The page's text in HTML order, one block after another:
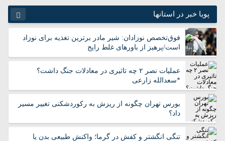
پویا خبر در استانها
آذربایجان شرقی آذربایجان غربی
اردبیل اصفهان
البرز
بوشهر
چهارمحال بختیاری
خوزستان زنجان
سمنان
فارس قزوین
فوق‌تخصص نوزادان: شیر مادر برترین تغذیه برای نوزاد
است/پرهیز از باورهای غلط رایج
عملیات نصر ۲ چه تاثیری در معادلات جنگ داشت؟
*سعدالله زارعی
بورس تهران چگونه از ریزش به رکوردشکنی تغییر مسیر
داد؟
تنگی انگشتر و کفش در گرما؛ واکنش طبیعی بدن یا